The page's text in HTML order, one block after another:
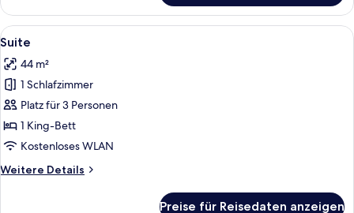
Suite
Alle
Fotos
für
Suite
anzeigen
Ein modernes Hotelzimmer mit
5
Suite
44 m²
1 Schlafzimmer
Platz für 3 Personen
1 King-Bett
Kostenloses WLAN
Weitere Details
Weitere
Preise für Reisedaten anzeigen